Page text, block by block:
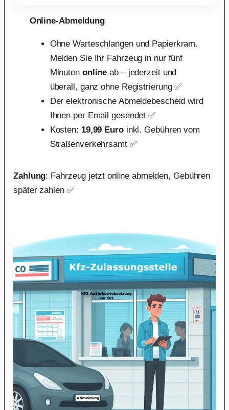
Online-Abmeldung
Ohne Warteschlangen und Papierkram.
Melden Sie Ihr Fahrzeug in nur fünf
Minuten online ab – jederzeit und
überall, ganz ohne Registrierung ✅
Der elektronische Abmeldebescheid wird
Ihnen per Email gesendet ✅
Kosten: 19,99 Euroinkl. Gebühren vom
Straßenverkehrsamt ✅
Zahlung: Fahrzeug jetzt online abmelden, Gebühren
später zahlen ✅